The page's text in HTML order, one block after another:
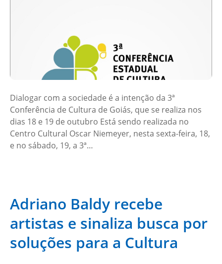
Dialogar com a sociedade é a intenção da 3ª
Conferência de Cultura de Goiás, que se realiza nos
dias 18 e 19 de outubro Está sendo realizada no
Centro Cultural Oscar Niemeyer, nesta sexta-feira, 18,
e no sábado, 19, a 3ª…
Adriano Baldy recebe
artistas e sinaliza busca por
soluções para a Cultura